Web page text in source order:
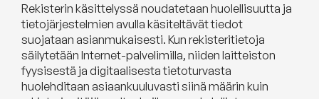
Rekisterin käsittelyssä noudatetaan huolellisuutta ja
tietojärjestelmien avulla käsiteltävät tiedot
suojataan asianmukaisesti. Kun rekisteritietoja
säilytetään Internet-palvelimilla, niiden laitteiston
fyysisestä ja digitaalisesta tietoturvasta
huolehditaan asiaankuuluvasti siinä määrin kuin